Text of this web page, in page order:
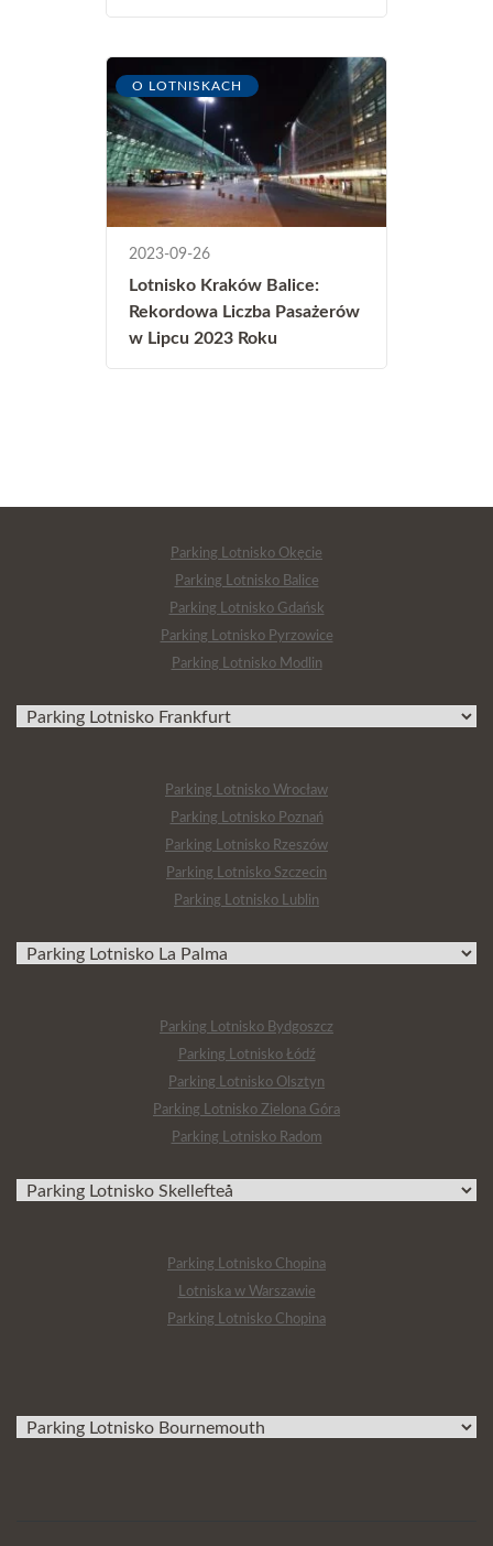
O LOTNISKACH
2023-09-26
Lotnisko Kraków Balice:
Rekordowa Liczba Pasażerów
w Lipcu 2023 Roku
Parking Lotnisko Okęcie
Parking Lotnisko Balice
Parking Lotnisko Gdańsk
Parking Lotnisko Pyrzowice
Parking Lotnisko Modlin
Parking Lotnisko Wrocław
Parking Lotnisko Poznań
Parking Lotnisko Rzeszów
Parking Lotnisko Szczecin
Parking Lotnisko Lublin
Parking Lotnisko Bydgoszcz
Parking Lotnisko Łódź
Parking Lotnisko Olsztyn
Parking Lotnisko Zielona Góra
Parking Lotnisko Radom
Parking Lotnisko Chopina
Lotniska w Warszawie
Parking Lotnisko Chopina